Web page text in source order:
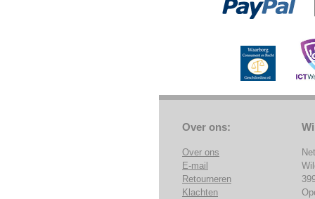
Over ons:
Over ons
E-mail
Retourneren
Klachten